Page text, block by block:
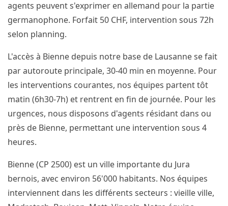
agents peuvent s'exprimer en allemand pour la partie
germanophone. Forfait 50 CHF, intervention sous 72h
selon planning.
L'accès à Bienne depuis notre base de Lausanne se fait
par autoroute principale, 30-40 min en moyenne. Pour
les interventions courantes, nos équipes partent tôt
matin (6h30-7h) et rentrent en fin de journée. Pour les
urgences, nous disposons d'agents résidant dans ou
près de Bienne, permettant une intervention sous 4
heures.
Bienne (CP 2500) est un ville importante du Jura
bernois, avec environ 56'000 habitants. Nos équipes
interviennent dans les différents secteurs : vieille ville,